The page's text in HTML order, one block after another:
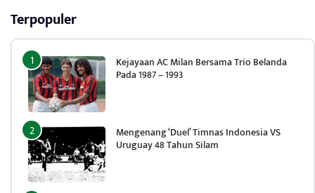
Terpopuler
Kejayaan AC Milan Bersama Trio Belanda
Pada 1987 – 1993
Mengenang ‘Duel’ Timnas Indonesia VS
Uruguay 48 Tahun Silam